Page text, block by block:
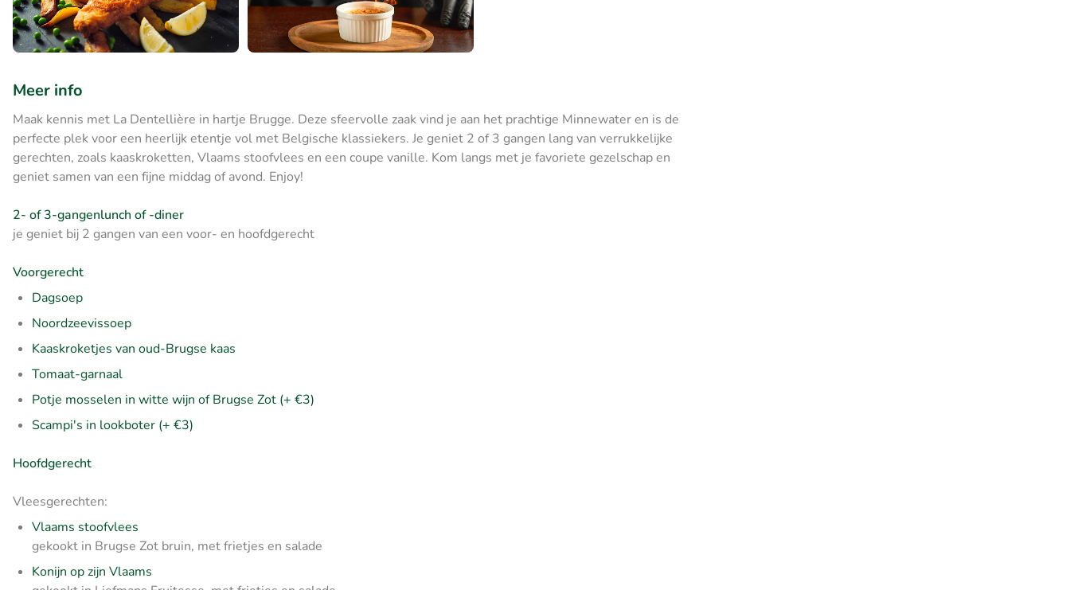
Meer info
Maak kennis met La Dentellière in hartje Brugge. Deze sfeervolle zaak vind je aan het prachtige Minnewater en is de
perfecte plek voor een heerlijk etentje vol met Belgische klassiekers. Je geniet 2 of 3 gangen lang van verrukkelijke
gerechten, zoals kaaskroketten, Vlaams stoofvlees en een coupe vanille. Kom langs met je favoriete gezelschap en
geniet samen van een fijne middag of avond. Enjoy!
2- of 3-gangenlunch of -diner
je geniet bij 2 gangen van een voor- en hoofdgerecht
Voorgerecht
Dagsoep
Noordzeevissoep
Kaaskroketjes van oud-Brugse kaas
Tomaat-garnaal
Potje mosselen in witte wijn of Brugse Zot (+ €3)
Scampi's in lookboter (+ €3)
Hoofdgerecht
Vleesgerechten:
Vlaams stoofvlees
gekookt in Brugse Zot bruin, met frietjes en salade
Konijn op zijn Vlaams